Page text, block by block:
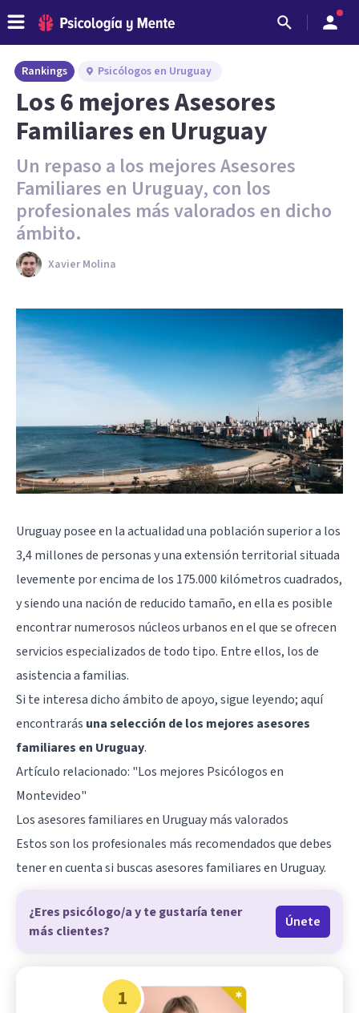
Rankings Psicólogos en Uruguay
Los 6 mejores Asesores
Familiares en Uruguay
Un repaso a los mejores Asesores
Familiares en Uruguay, con los
profesionales más valorados en dicho
ámbito.
Xavier Molina
Uruguay posee en la actualidad una población superior a los
3,4 millones de personas y una extensión territorial situada
levemente por encima de los 175.000 kilómetros cuadrados,
y siendo una nación de reducido tamaño, en ella es posible
encontrar numerosos núcleos urbanos en el que se ofrecen
servicios especializados de todo tipo. Entre ellos, los de
asistencia a familias.
Si te interesa dicho ámbito de apoyo, sigue leyendo; aquí
encontrarás una selección de los mejores asesores
familiares en Uruguay.
Artículo relacionado: "Los mejores Psicólogos en
Montevideo"
Los asesores familiares en Uruguay más valorados
Estos son los profesionales más recomendados que debes
tener en cuenta si buscas asesores familiares en Uruguay.
¿Eres psicólogo/a y te gustaría tener
más clientes?
Únete
1